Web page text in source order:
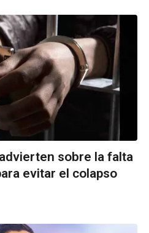
sobre la falta
evitar el colapso